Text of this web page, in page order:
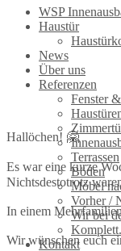
WSP
Haustür
News
Über uns
Referenzen
Fenster
Terrassen
Böden
Möbel
Vorher /
Wir bei
Kontakt
Hallöchen! 🤗
Es war eine kurze
Nichtsdestotrotz
In einem
Wir wünschen euch